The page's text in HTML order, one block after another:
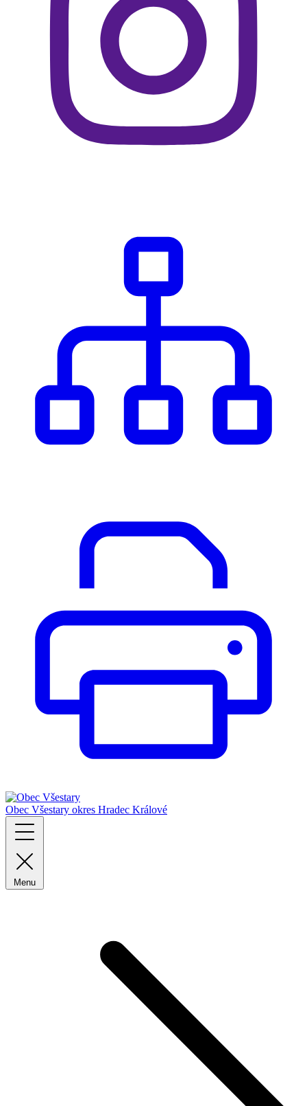
Obec Všestary okres Hradec Králové
Menu